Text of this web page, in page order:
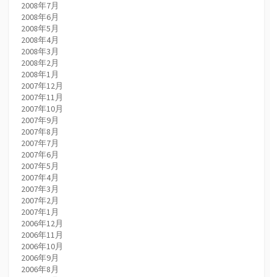
2008年7月
2008年6月
2008年5月
2008年4月
2008年3月
2008年2月
2008年1月
2007年12月
2007年11月
2007年10月
2007年9月
2007年8月
2007年7月
2007年6月
2007年5月
2007年4月
2007年3月
2007年2月
2007年1月
2006年12月
2006年11月
2006年10月
2006年9月
2006年8月